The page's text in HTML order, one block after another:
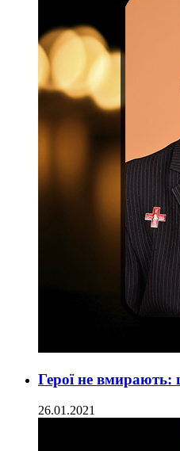
Герої не вмирають:
26.01.2021